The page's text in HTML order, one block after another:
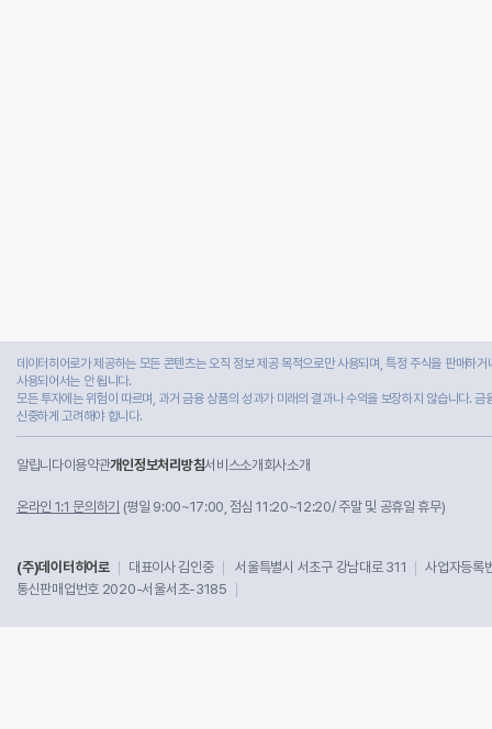
데이터히어로가 제공하는 모든 콘텐츠는 오직 정보 제공 목적으로만 사용되며, 특정 주식을 판매하
사용되어서는 안 됩니다.
모든 투자에는 위험이 따르며, 과거 금융 상품의 성과가 미래의 결과나 수익을 보장하지 않습니다.
신중하게 고려해야 합니다.
알립니다이용약관개인정보처리방침서비스소개 회사소개
온라인 1:1 문의하기 (평일 9:00~17:00, 점심 11:20~12:20/ 주말 및 공휴일 휴무)
(주)데이터히어로 대표이사 김인중 서울특별시 서초구 강남대로 311
사업자등
통신판매업번호 2020-서울서초-3185